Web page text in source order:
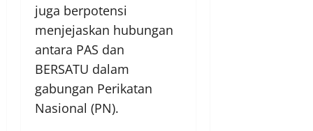
juga berpotensi
menjejaskan hubungan
antara PAS dan
BERSATU dalam
gabungan Perikatan
Nasional (PN).